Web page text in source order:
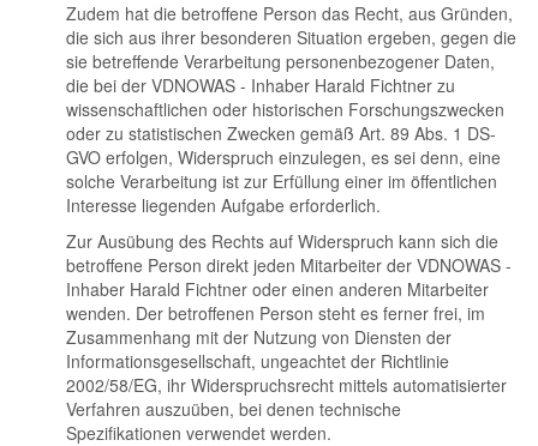
Zudem hat die betroffene Person das Recht, aus Gründen,
die sich aus ihrer besonderen Situation ergeben, gegen die
sie betreffende Verarbeitung personenbezogener Daten,
die bei der VDNOWAS - Inhaber Harald Fichtner zu
wissenschaftlichen oder historischen Forschungszwecken
oder zu statistischen Zwecken gemäß Art. 89 Abs. 1 DS-
GVO erfolgen, Widerspruch einzulegen, es sei denn, eine
solche Verarbeitung ist zur Erfüllung einer im öffentlichen
Interesse liegenden Aufgabe erforderlich.
Zur Ausübung des Rechts auf Widerspruch kann sich die
betroffene Person direkt jeden Mitarbeiter der VDNOWAS -
Inhaber Harald Fichtner oder einen anderen Mitarbeiter
wenden. Der betroffenen Person steht es ferner frei, im
Zusammenhang mit der Nutzung von Diensten der
Informationsgesellschaft, ungeachtet der Richtlinie
2002/58/EG, ihr Widerspruchsrecht mittels automatisierter
Verfahren auszuüben, bei denen technische
Spezifikationen verwendet werden.